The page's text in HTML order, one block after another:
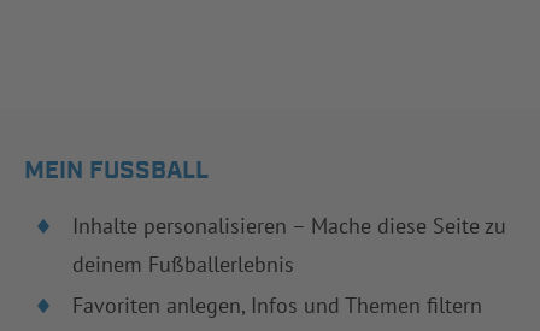
MEIN FUSSBALL
Inhalte personalisieren – Mache diese Seite zu
deinem Fußballerlebnis
Favoriten anlegen, Infos und Themen filtern